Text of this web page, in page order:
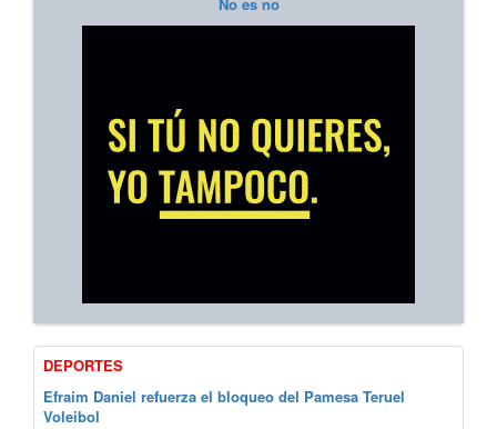
DEPORTES
Efraim Daniel refuerza el bloqueo del Pamesa Teruel
Voleibol